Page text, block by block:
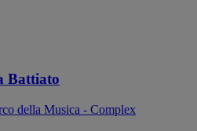
Battiato
della Musica - Complex